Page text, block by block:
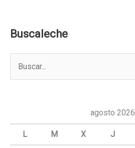
Buscaleche
a
agosto 2026
L M X J